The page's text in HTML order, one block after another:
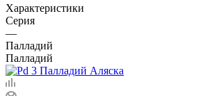
Характеристики
Серия
—
Палладий
Палладий